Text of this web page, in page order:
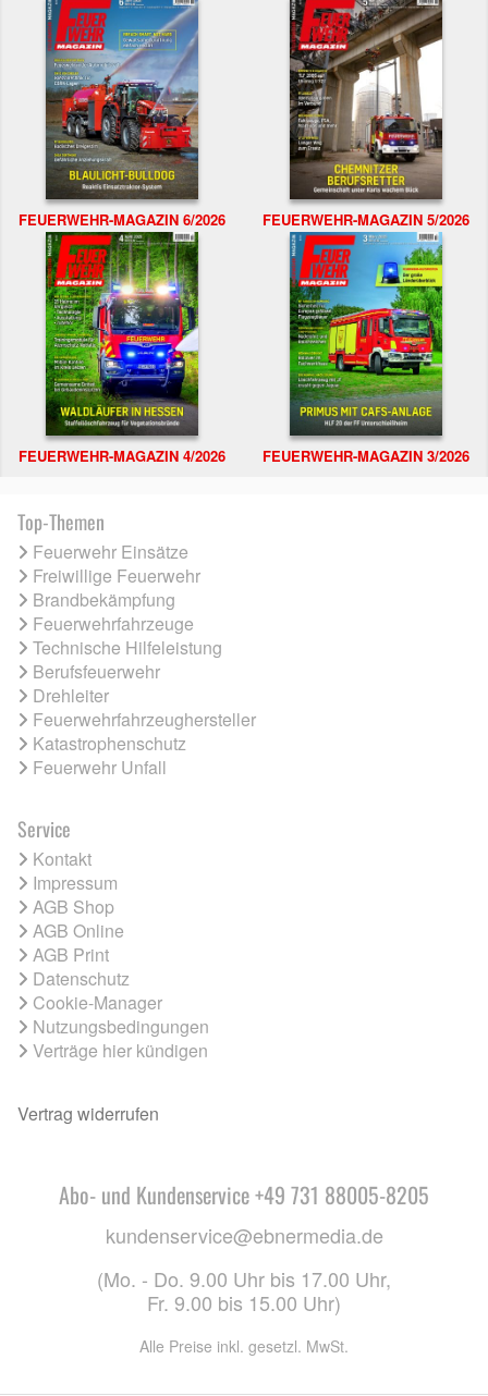
FEUERWEHR-MAGAZIN 6/2026 FEUERWEHR-MAGAZIN 5/2026
FEUERWEHR-MAGAZIN 4/2026 FEUERWEHR-MAGAZIN 3/2026
Top-Themen
Feuerwehr Einsätze
Freiwillige Feuerwehr
Brandbekämpfung
Feuerwehrfahrzeuge
Technische Hilfeleistung
Berufsfeuerwehr
Drehleiter
Feuerwehrfahrzeughersteller
Katastrophenschutz
Feuerwehr Unfall
Service
Kontakt
Impressum
AGB Shop
AGB Online
AGB Print
Datenschutz
Cookie-Manager
Nutzungsbedingungen
Verträge hier kündigen
Vertrag widerrufen
Abo- und Kundenservice +49 731 88005-8205
kundenservice@ebnermedia.de
(Mo. - Do. 9.00 Uhr bis 17.00 Uhr,
Fr. 9.00 bis 15.00 Uhr)
Alle Preise inkl. gesetzl. MwSt.